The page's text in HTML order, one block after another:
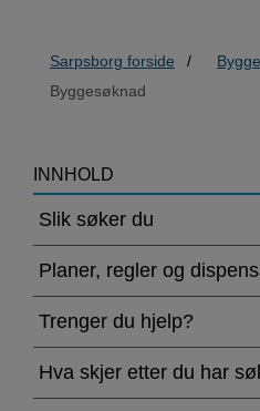
Sarpsborg forside
Byggesøknad
>Byggesøknad
INNHOLD
Slik søker du
Planer, regler og
Trenger du hjelp?
Hva skjer etter du har